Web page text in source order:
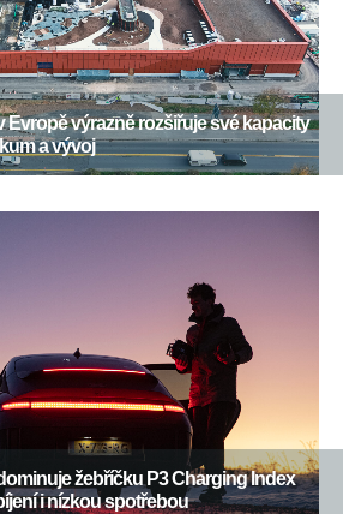
Evropě výrazně rozšiřuje své kapacity
a vývoj
žebříčku P3 Charging Index
i nízkou spotřebou